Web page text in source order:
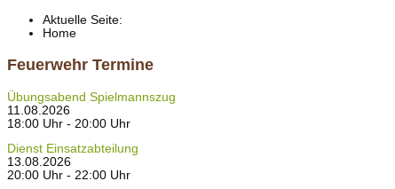
Aktuelle Seite:
Home
Feuerwehr Termine
Übungsabend Spielmannszug
11.08.2026
18:00 Uhr - 20:00 Uhr
Dienst Einsatzabteilung
13.08.2026
20:00 Uhr - 22:00 Uhr